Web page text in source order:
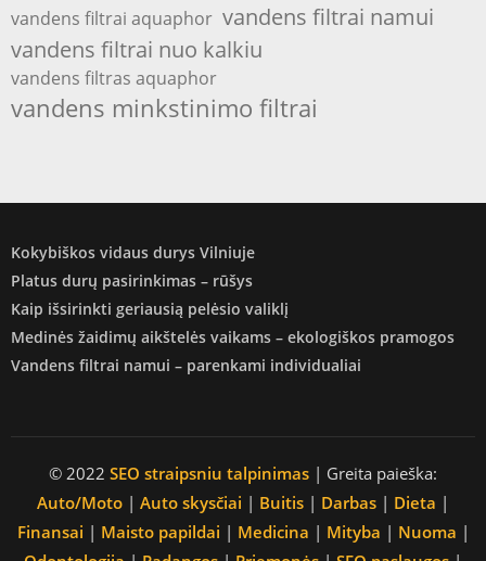
vandens filtrai aquaphor vandens filtrai namui
vandens filtrai nuo kalkiu
vandens filtras aquaphor
vandens minkstinimo filtrai
Kokybiškos vidaus durys Vilniuje
Platus durų pasirinkimas – rūšys
Kaip išsirinkti geriausią pelėsio valiklį
Medinės žaidimų aikštelės vaikams – ekologiškos pramogos
Vandens filtrai namui – parenkami individualiai
© 2022 SEO straipsniu talpinimas | Greita paieška:
Auto/Moto | Auto skysčiai | Buitis | Darbas | Dieta |
Finansai | Maisto papildai | Medicina | Mityba | Nuoma |